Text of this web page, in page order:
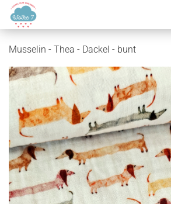
Musselin - Thea - Dackel - bunt